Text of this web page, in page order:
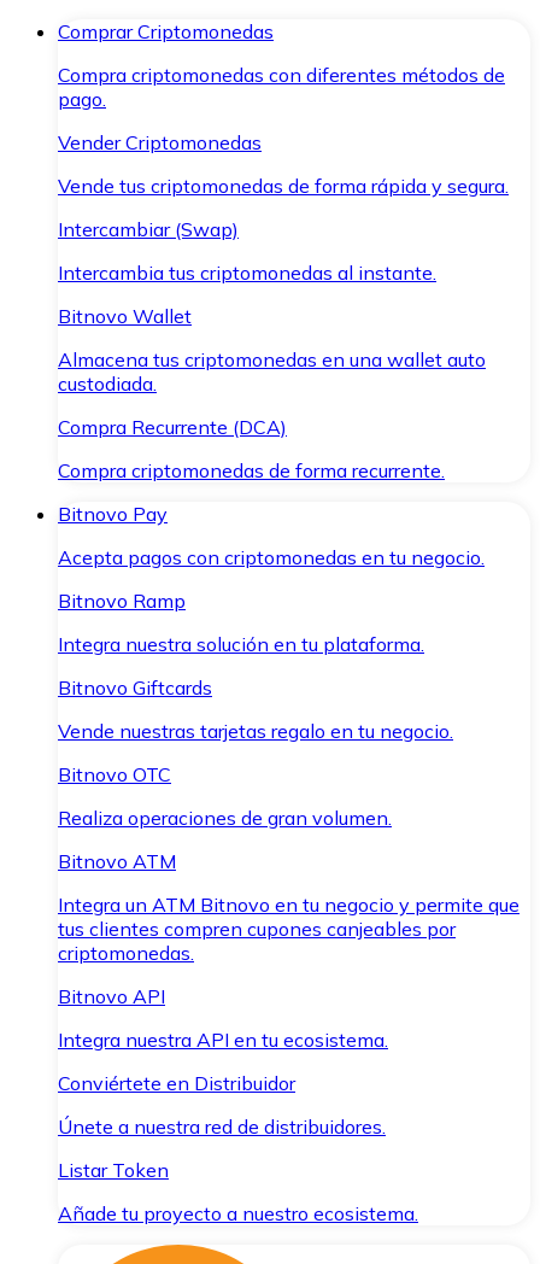
Comprar Criptomonedas
Compra criptomonedas con diferentes métodos de
pago.
Vender Criptomonedas
Vende tus criptomonedas de forma rápida y segura.
Intercambiar (Swap)
Intercambia tus criptomonedas al instante.
Bitnovo Wallet
Almacena tus criptomonedas en una wallet auto
custodiada.
Compra Recurrente (DCA)
Compra criptomonedas de forma recurrente.
Bitnovo Pay
Acepta pagos con criptomonedas en tu negocio.
Bitnovo Ramp
Integra nuestra solución en tu plataforma.
Bitnovo Giftcards
Vende nuestras tarjetas regalo en tu negocio.
Bitnovo OTC
Realiza operaciones de gran volumen.
Bitnovo ATM
Integra un ATM Bitnovo en tu negocio y permite que
tus clientes compren cupones canjeables por
criptomonedas.
Bitnovo API
Integra nuestra API en tu ecosistema.
Conviértete en Distribuidor
Únete a nuestra red de distribuidores.
Listar Token
Añade tu proyecto a nuestro ecosistema.